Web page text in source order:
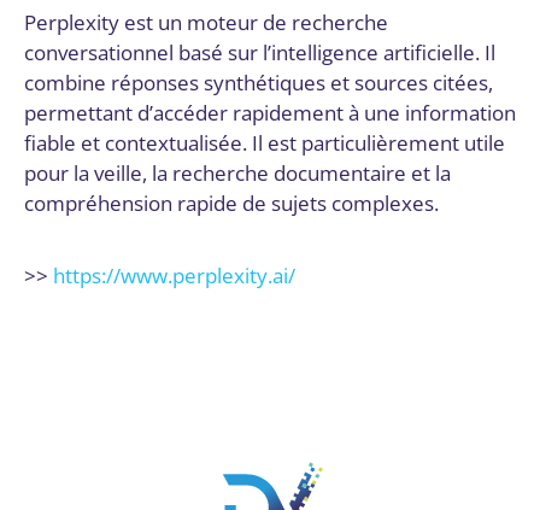
Perplexity est un moteur de recherche
conversationnel basé sur l’intelligence artificielle. Il
combine réponses synthétiques et sources citées,
permettant d’accéder rapidement à une information
fiable et contextualisée. Il est particulièrement utile
pour la veille, la recherche documentaire et la
compréhension rapide de sujets complexes.
>> https://www.perplexity.ai/